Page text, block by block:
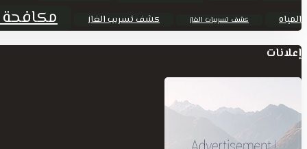
المياه
كشف تسريبات الغاز كشف تسريب الغاز مكافحة
إعلانات